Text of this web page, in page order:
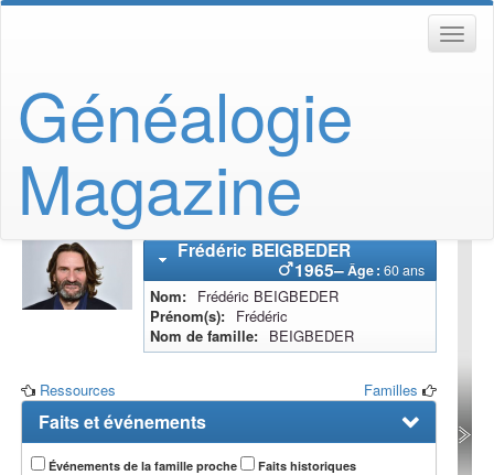
Généalogie
Magazine
FrédéricBEIGBEDER
1965–Âge : 60 ans
Nom Frédéric BEIGBEDER
Prénom(s)
Frédéric
Nom de famille
BEIGBEDER
Ressources Familles
Faits et événements
Événements de la famille proche Faits historiques